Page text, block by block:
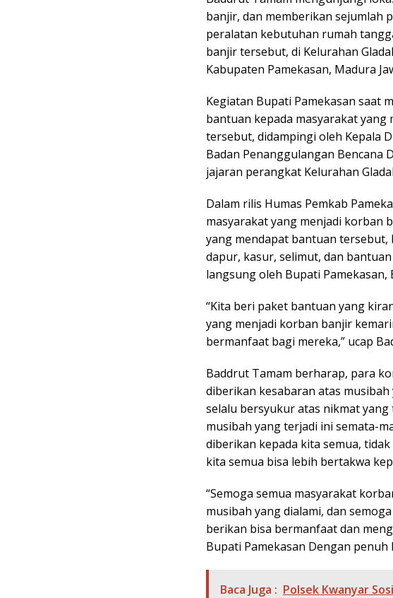
banjir, dan memberikan sejumlah
peralatan kebutuhan rumah
banjir tersebut, di Kelurahan
Kabupaten Pamekasan, Madura
Kegiatan Bupati Pamekasan saat
bantuan kepada masyarakat
tersebut, didampingi oleh Kepala
Badan Penanggulangan Bencana
jajaran perangkat Kelurahan
Dalam rilis Humas Pemkab
masyarakat yang menjadi korban
yang mendapat bantuan
dapur, kasur, selimut, dan
langsung oleh Bupati
“Kita beri paket bantuan yang
yang menjadi korban banjir
bermanfaat bagi mereka,” ucap
Baddrut Tamam berharap, para
diberikan kesabaran atas
selalu bersyukur atas nikmat
musibah yang terjadi ini semata-
diberikan kepada kita semua,
kita semua bisa lebih bertakwa
“Semoga semua masyarakat
musibah yang dialami, dan
berikan bisa bermanfaat dan
Bupati Pamekasan Dengan penuh
Baca Juga : Polsek Kwanyar